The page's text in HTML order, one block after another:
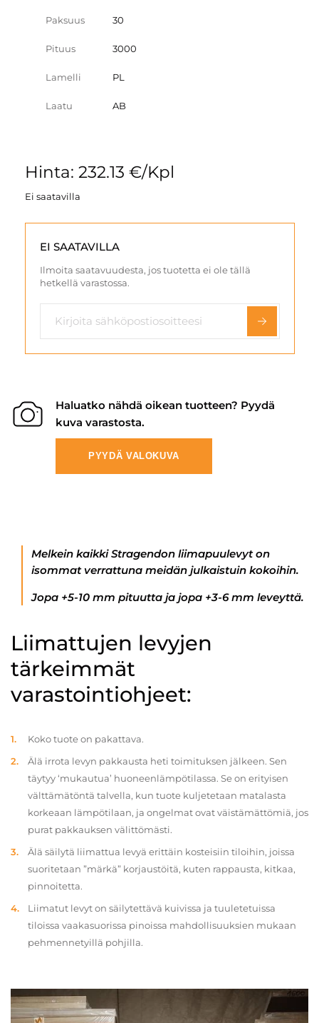
Paksuus 30
Pituus 3000
Lamelli PL
Laatu AB
Hinta: 232.13 €/Kpl
Ei saatavilla
EI SAATAVILLA
Ilmoita saatavuudesta, jos tuotetta ei ole tällä
hetkellä varastossa.
Haluatko nähdä oikean tuotteen? Pyydä
kuva varastosta.
PYYDÄ VALOKUVA
Melkein kaikki Stragendon liimapuulevyt on
isommat verrattuna meidän julkaistuin kokoihin.
Jopa +5-10 mm pituutta ja jopa +3-6 mm leveyttä.
Liimattujen levyjen
tärkeimmät
varastointiohjeet:
Koko tuote on pakattava.
Älä irrota levyn pakkausta heti toimituksen jälkeen. Sen
täytyy ‘mukautua’ huoneenlämpötilassa. Se on erityisen
välttämätöntä talvella, kun tuote kuljetetaan matalasta
korkeaan lämpötilaan, ja ongelmat ovat väistämättömiä, jos
purat pakkauksen välittömästi.
Älä säilytä liimattua levyä erittäin kosteisiin tiloihin, joissa
suoritetaan ”märkä” korjaustöitä, kuten rappausta, kitkaa,
pinnoitetta.
Liimatut levyt on säilytettävä kuivissa ja tuuletetuissa
tiloissa vaakasuorissa pinoissa mahdollisuuksien mukaan
pehmennetyillä pohjilla.